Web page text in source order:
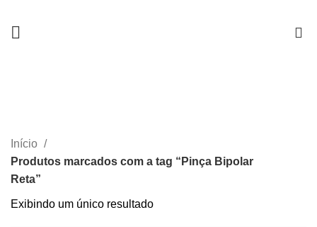
Início
Produtos marcados com a tag “Pinça Bipolar
Reta”
Exibindo um único resultado